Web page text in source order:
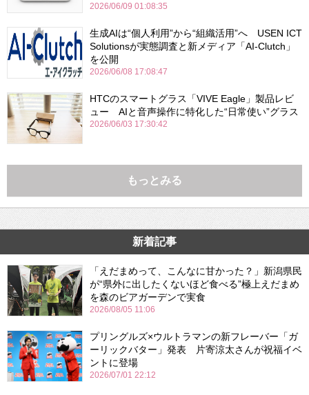
2026/06/09 01:08:35
生成AIは“個人利用”から“組織活用”へ USEN ICT
Solutionsが実態調査と新メディア「AI-Clutch」
を公開
2026/06/08 17:08:47
HTCのスマートグラス「VIVE Eagle」製品レビ
ュー AIと音声操作に特化した“日常使い”グラス
2026/06/03 17:30:42
もっとみる
新着記事
「えだまめって、こんなに甘かった？」新潟県民
が“県外に出したくないほど食べる”極上えだまめ
を森のビアガーデンで実食
2026/08/05 11:06
プリングルズ×ウルトラマンの新フレーバー「ガ
ーリックバター」発表 片寄涼太さんが祝福イベ
ントに登場
2026/07/01 22:12